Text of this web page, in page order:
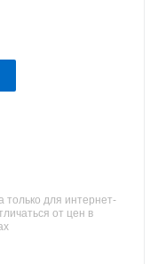
только для интернет-
от цен в